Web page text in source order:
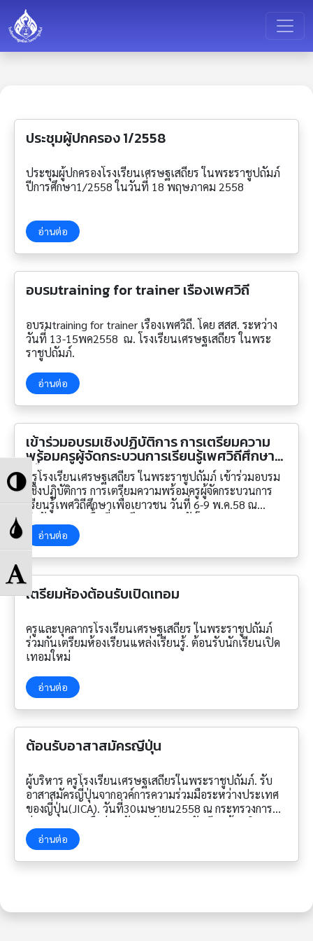
Toggle
High
Contrast
Toggle
Grayscale
Toggle
Font
size
ประชุมผู้ปกครอง 1/2558
ประชุมผู้ปกครองโรงเรียนเศรษฐเสถียร ในพระราชูปถัมภ์
ปีการศึกษา1/2558 ในวันที่ 18 พฤษภาคม 2558
อ่านต่อ
อบรมtraining for trainer เรื่องเพศวิถี
อบรมtraining for trainer เรื่องเพศวิถี. โดย สสส. ระหว่าง
วันที่ 13-15พค2558 ณ. โรงเรียนเศรษฐเสถียร ในพระ
ราชูปถัมภ์.
อ่านต่อ
เข้าร่วมอบรมเชิงปฏิบัติการ การเตรียมความ
พร้อมครูผู้จัดกระบวนการเรียนรู้เพศวิถีศึกษา
เพื่อเยาวชน
ครูโรงเรียนเศรษฐเสถียร ในพระราชูปถัมภ์ เข้าร่วมอบรม
เชิงปฏิบัติการ การเตรียมความพร้อมครูผู้จัดกระบวนการ
เรียนรู้เพศวิถีศึกษาเพื่อเยาวชน วันที่ 6-9 พ.ค.58 ณ
สำนักงานเขตพื้นที่การศึกษาเขต 1 จัดโดยสมาคมครูเพศ
วิถีศึกษา(ประเทศไทย)ร่วมกับมูลนิธิแพธทูเฮลท์
อ่านต่อ
เตรียมห้องต้อนรับเปิดเทอม
ครูและบุคลากรโรงเรียนเศรษฐเสถียร ในพระราชูปถัมภ์
ร่วมกันเตรียมห้องเรียนแหล่งเรียนรู้. ต้อนรับนักเรียนเปิด
เทอมใหม่
อ่านต่อ
ต้อนรับอาสาสมัครญี่ปุ่น
ผู้บริหาร ครูโรงเรียนเศรษฐเสถียรในพระราชูปถัมภ์. รับ
อาสาสมัครญี่ปุ่นจากอวค์การความร่วมมือระหว่างประเทศ
ของญี่ปุ่น(JICA). วันที่30เมษายน2558 ณ กระทรวงการ
ต่างประเทศ เพื่อร่วมพัฒนาศักยภาพนักเรียนด้านศิลปะ
อ่านต่อ